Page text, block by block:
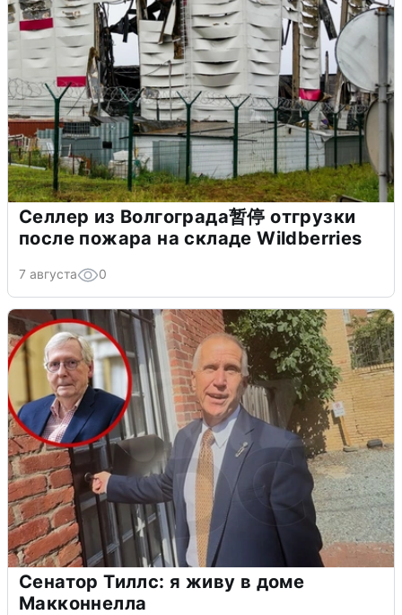
Селлер из Волгограда暂停 отгрузки
после пожара на складе Wildberries
7 августа 0
Сенатор Тиллс: я живу в доме
Макконнелла